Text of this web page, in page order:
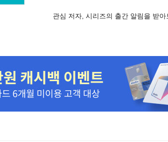
관심 저자, 시리즈의 출간 알림을 받아